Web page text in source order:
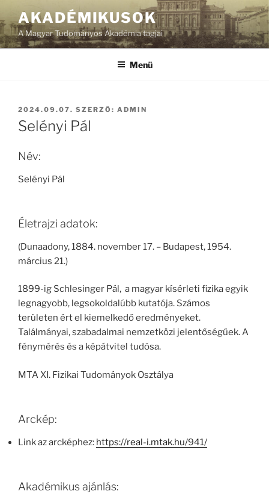
AKADÉMIKUSOK
A Magyar Tudományos Akadémia tagjai
Menü
BEKÜLDVE:
2024.09.07. SZERZŐ: ADMIN
Selényi Pál
Név:
Selényi Pál
Életrajzi adatok:
(Dunaadony, 1884. november 17. – Budapest, 1954.
március 21.)
1899-ig Schlesinger Pál, a magyar kísérleti fizika egyik
legnagyobb, legsokoldalúbb kutatója. Számos
területen ért el kiemelkedő eredményeket.
Találmányai, szabadalmai nemzetközi jelentőségűek. A
fénymérés és a képátvitel tudósa.
MTA XI. Fizikai Tudományok Osztálya
Arckép:
Link az arcképhez: https://real-i.mtak.hu/941/
Akadémikus ajánlás: